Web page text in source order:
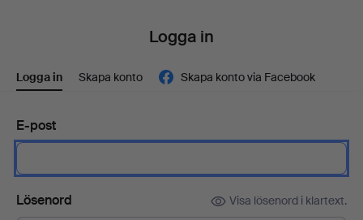
Logga in
Logga in Skapa konto Skapa konto via Facebook
E-post
Lösenord Visa lösenord i klartext.